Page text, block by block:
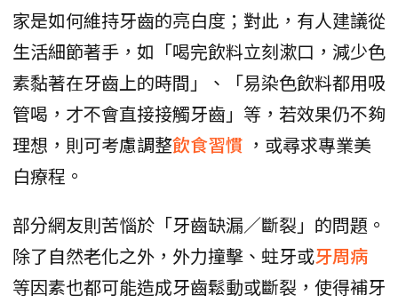
家是如何維持牙齒的亮白度；對此，有人建議從
生活細節著手，如「喝完飲料立刻漱口，減少色
素黏著在牙齒上的時間」、「易染色飲料都用吸
管喝，才不會直接接觸牙齒」等，若效果仍不夠
理想，則可考慮調整飲食習慣 ，或尋求專業美
白療程。
部分網友則苦惱於「牙齒缺漏／斷裂」的問題。
除了自然老化之外，外力撞擊、蛀牙或牙周病
等因素也都可能造成牙齒鬆動或斷裂，使得補牙